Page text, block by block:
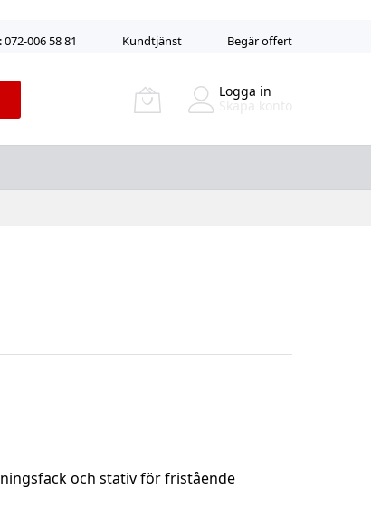
006 58 81 Kundtjänst Begär offert
Logga in
Skapa konto
och stativ för fristående